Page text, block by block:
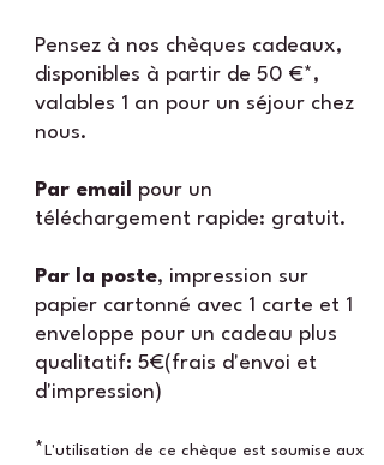
Pensez à nos chèques cadeaux,
disponibles à partir de 50 €*,
valables 1 an pour un séjour chez
nous.
Par email
pour un
téléchargement rapide: gratuit.
Par la poste, impression sur
papier cartonné avec 1 carte et 1
enveloppe pour un cadeau plus
qualitatif: 5€(frais d'envoi et
d'impression)
* L'utilisation de ce chèque est soumise aux